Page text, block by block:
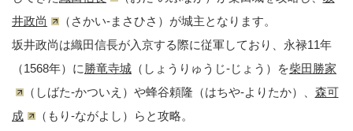
井政尚
（さかい-まさひさ）が城主となります。
坂井政尚は織田信長が入京する際に従軍しており、永禄11年
（1568年）に勝竜寺城 （しょうりゅうじ-じょう）を柴田勝家
（しばた-かついえ）や蜂谷頼隆（はちや-よりたか）、 森可
成
（もり-ながよし）らと攻略。